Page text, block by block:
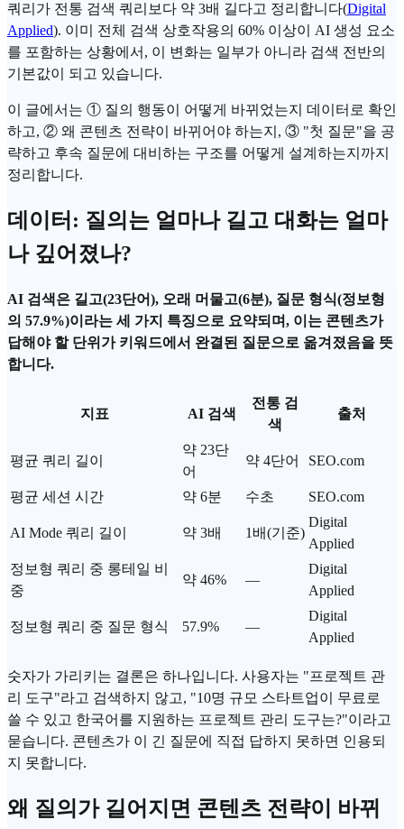
쿼리가 전통 검색 쿼리보다 약 3배 길다고 정리합니다(Digital
Applied). 이미 전체 검색 상호작용의 60% 이상이 AI 생성 요소
를 포함하는 상황에서, 이 변화는 일부가 아니라 검색 전반의
기본값이 되고 있습니다.
이 글에서는 ① 질의 행동이 어떻게 바뀌었는지 데이터로 확인
하고, ② 왜 콘텐츠 전략이 바뀌어야 하는지, ③ "첫 질문"을 공
략하고 후속 질문에 대비하는 구조를 어떻게 설계하는지까지
정리합니다.
데이터: 질의는 얼마나 길고 대화는 얼마
나 깊어졌나?
AI 검색은 길고(23단어), 오래 머물고(6분), 질문 형식(정보형
의 57.9%)이라는 세 가지 특징으로 요약되며, 이는 콘텐츠가
답해야 할 단위가 키워드에서 완결된 질문으로 옮겨졌음을 뜻
합니다.
지표 AI 검색
전통 검
색
출처
평균 쿼리 길이
약 23단
어
약 4단어 SEO.com
평균 세션 시간 약 6분 수초 SEO.com
AI Mode 쿼리 길이 약 3배 1배(기준)
Digital
Applied
정보형 쿼리 중 롱테일 비
중
약 46% —
Digital
Applied
정보형 쿼리 중 질문 형식 57.9% —
Digital
Applied
숫자가 가리키는 결론은 하나입니다. 사용자는 "프로젝트 관
리 도구"라고 검색하지 않고, "10명 규모 스타트업이 무료로
쓸 수 있고 한국어를 지원하는 프로젝트 관리 도구는?"이라고
묻습니다. 콘텐츠가 이 긴 질문에 직접 답하지 못하면 인용되
지 못합니다.
왜 질의가 길어지면 콘텐츠 전략이 바뀌